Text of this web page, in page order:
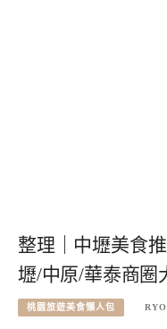
整理｜中壢美食
壢/中原/華泰商圈
桃園旅遊美食懶人包